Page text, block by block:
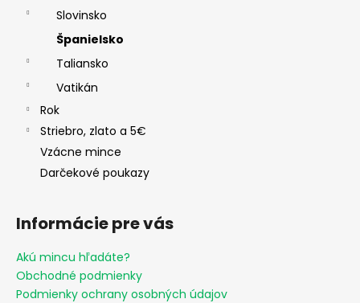
Slovinsko
Španielsko
Taliansko
Vatikán
Rok
Striebro, zlato a 5€
Vzácne mince
Darčekové poukazy
Informácie pre vás
Akú mincu hľadáte?
Obchodné podmienky
Podmienky ochrany osobných údajov